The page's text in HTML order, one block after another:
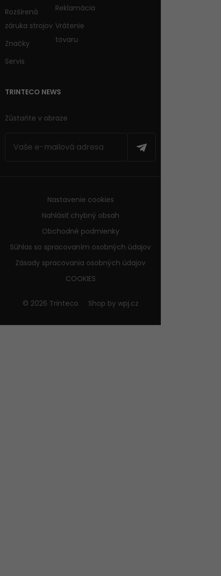
Rozšírená
záruka strojov
Značky
Servis
Reklamácia
Vrátenie
tovaru
TRINTECO NEWS
Zůstaňte v obraze
© 2026 Trinteco
Nastavenie cookies
Nahlásiť chybný obsah
Obchodné podmienky
Súhlas so spracovaním osobných údajov
Zásady spracovania osobných údajov
COOKIES
Shop by wpj.cz